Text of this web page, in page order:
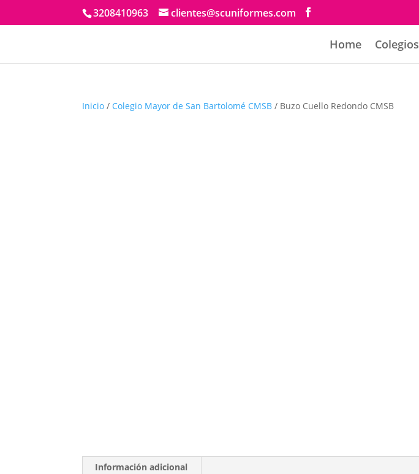
3208410963 clientes@scuniformes.com
Home Colegios
Inicio / Colegio Mayor de San Bartolomé CMSB / Buzo Cuello Redondo CMSB
Información adicional